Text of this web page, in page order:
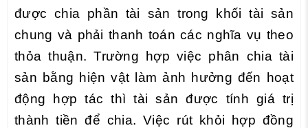
được chia phần tài sản trong khối tài sản
chung và phải thanh toán các nghĩa vụ theo
thỏa thuận. Trường hợp việc phân chia tài
sản bằng hiện vật làm ảnh hưởng đến hoạt
động hợp tác thì tài sản được tính giá trị
thành tiền để chia. Việc rút khỏi hợp đồng